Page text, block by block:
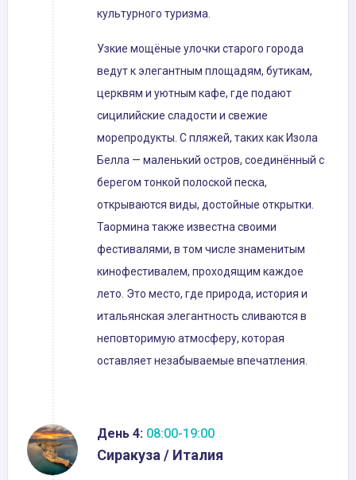
культурного туризма.
Узкие мощёные улочки старого города
ведут к элегантным площадям, бутикам,
церквям и уютным кафе, где подают
сицилийские сладости и свежие
морепродукты. С пляжей, таких как Изола
Белла — маленький остров, соединённый с
берегом тонкой полоской песка,
открываются виды, достойные открытки.
Таормина также известна своими
фестивалями, в том числе знаменитым
кинофестивалем, проходящим каждое
лето. Это место, где природа, история и
итальянская элегантность сливаются в
неповторимую атмосферу, которая
оставляет незабываемые впечатления.
День 4: 08:00-19:00
Сиракуза / Италия